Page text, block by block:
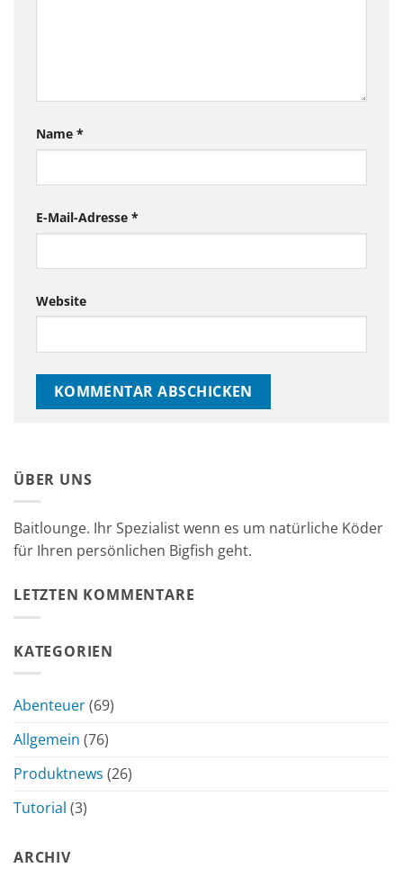
Name *
E-Mail-Adresse *
Website
ÜBER UNS
Baitlounge. Ihr Spezialist wenn es um natürliche Köder
für Ihren persönlichen Bigfish geht.
LETZTEN KOMMENTARE
KATEGORIEN
Abenteuer(69)
Allgemein (76)
Produktnews (26)
Tutorial (3)
ARCHIV